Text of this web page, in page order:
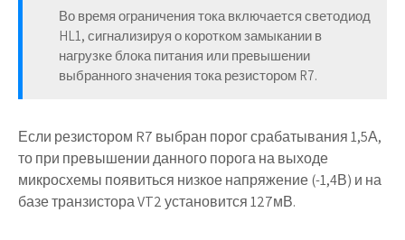
Во время ограничения тока включается светодиод
HL1, сигнализируя о коротком замыкании в
нагрузке блока питания или превышении
выбранного значения тока резистором R7.
Если резистором R7 выбран порог срабатывания 1,5А,
то при превышении данного порога на выходе
микросхемы появиться низкое напряжение (-1,4В) и на
базе транзистора VT2 установится 127мВ.